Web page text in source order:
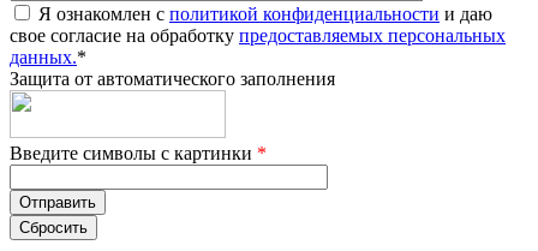
Я ознакомлен с политикой конфиденциальности и даю
свое согласие на обработку предоставляемых персональных
данных.*
Защита от автоматического заполнения
Введите символы с картинки *